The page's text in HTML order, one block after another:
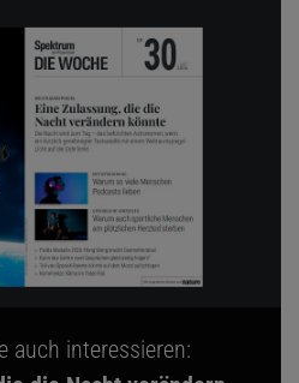
auch interessieren: